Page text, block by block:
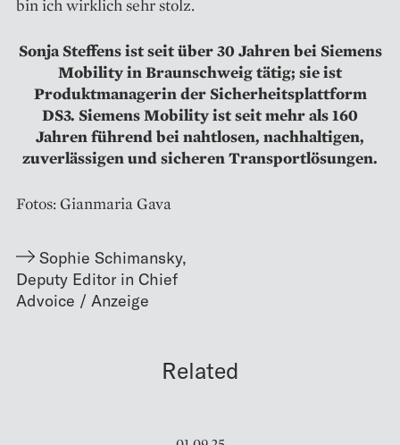
bin ich wirklich sehr stolz.
Sonja Steffens ist seit über 30 Jahren bei Siemens
Mobility in Braunschweig tätig; sie ist
Produktmanagerin der Sicherheitsplattform
DS3. Siemens Mobility ist seit mehr als 160
Jahren führend bei nahtlosen, nachhaltigen,
zuverlässigen und sicheren Transportlösungen.
Fotos: Gianmaria Gava
Sophie Schimansky,
Deputy Editor in Chief
Related